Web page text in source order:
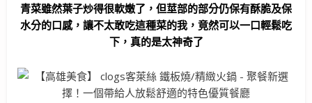
青菜雖然葉子炒得很軟嫩了，但莖部的部分仍保有酥脆及保
水分的口感，讓不太敢吃這種菜的我，竟然可以一口輕鬆吃
下，真的是太神奇了